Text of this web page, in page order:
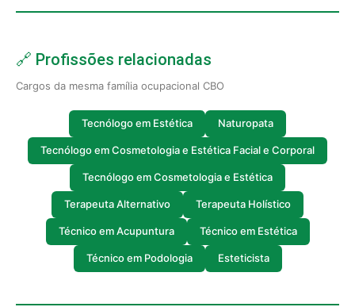
🔗 Profissões relacionadas
Cargos da mesma família ocupacional CBO
Tecnólogo em Estética Naturopata
Tecnólogo em Cosmetologia e Estética Facial e Corporal
Tecnólogo em Cosmetologia e Estética
Terapeuta Alternativo Terapeuta Holístico
Técnico em Acupuntura Técnico em Estética
Técnico em Podologia Esteticista